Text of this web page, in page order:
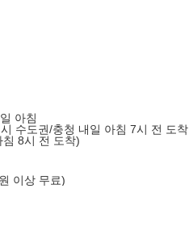
아침
수도권/충청 내일 아침 7시 전 도착
8시 전 도착)
이상 무료)